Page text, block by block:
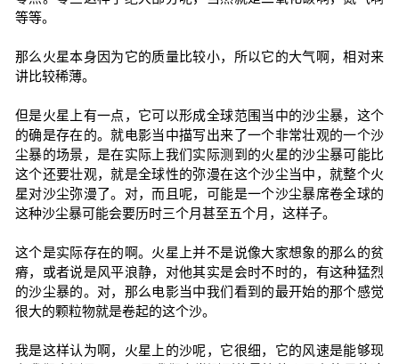
等等。
那么火星本身因为它的质量比较小，所以它的大气啊，相对来
讲比较稀薄。
但是火星上有一点，它可以形成全球范围当中的沙尘暴，这个
的确是存在的。就电影当中描写出来了一个非常壮观的一个沙
尘暴的场景，是在实际上我们实际测到的火星的沙尘暴可能比
这个还要壮观，就是全球性的弥漫在这个沙尘当中，就整个火
星对沙尘弥漫了。对，而且呢，可能是一个沙尘暴席卷全球的
这种沙尘暴可能会要历时三个月甚至五个月，这样子。
这个是实际存在的啊。火星上并不是说像大家想象的那么的贫
瘠，或者说是风平浪静，对他其实是会时不时的，有这种猛烈
的沙尘暴的。对，那么电影当中我们看到的最开始的那个感觉
很大的颗粒物就是卷起的这个沙。
我是这样认为啊，火星上的沙呢，它很细，它的风速是能够现